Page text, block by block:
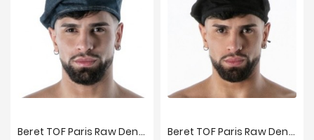
Nouveautés
Promotions
Beret TOF Paris Raw Denim - Bleu Beret TOF Paris Raw Denim - Noir